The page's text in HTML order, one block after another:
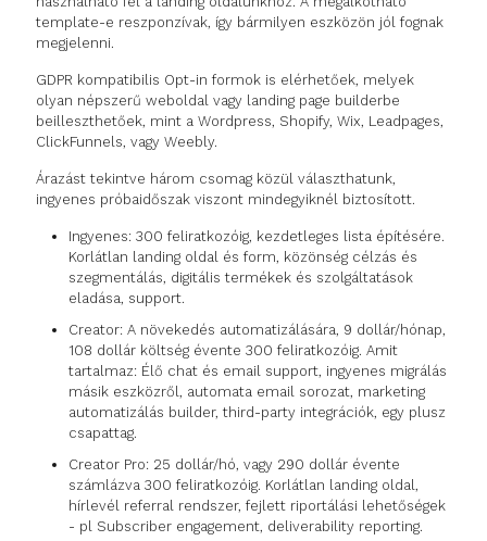
template-e reszponzívak, így bármilyen eszközön jól fognak
megjelenni.
GDPR kompatibilis Opt-in formok is elérhetőek, melyek
olyan népszerű weboldal vagy landing page builderbe
beilleszthetőek, mint a Wordpress, Shopify, Wix, Leadpages,
ClickFunnels, vagy Weebly.
Árazást tekintve három csomag közül választhatunk,
ingyenes próbaidőszak viszont mindegyiknél biztosított.
Ingyenes: 300 feliratkozóig, kezdetleges lista építésére.
Korlátlan landing oldal és form, közönség célzás és
szegmentálás, digitális termékek és szolgáltatások
eladása, support.
Creator: A növekedés automatizálására, 9 dollár/hónap,
108 dollár költség évente 300 feliratkozóig. Amit
tartalmaz: Élő chat és email support, ingyenes migrálás
másik eszközről, automata email sorozat, marketing
automatizálás builder, third-party integrációk, egy plusz
csapattag.
Creator Pro: 25 dollár/hó, vagy 290 dollár évente
számlázva 300 feliratkozóig. Korlátlan landing oldal,
hírlevél referral rendszer, fejlett riportálási lehetőségek
- pl Subscriber engagement, deliverability reporting.